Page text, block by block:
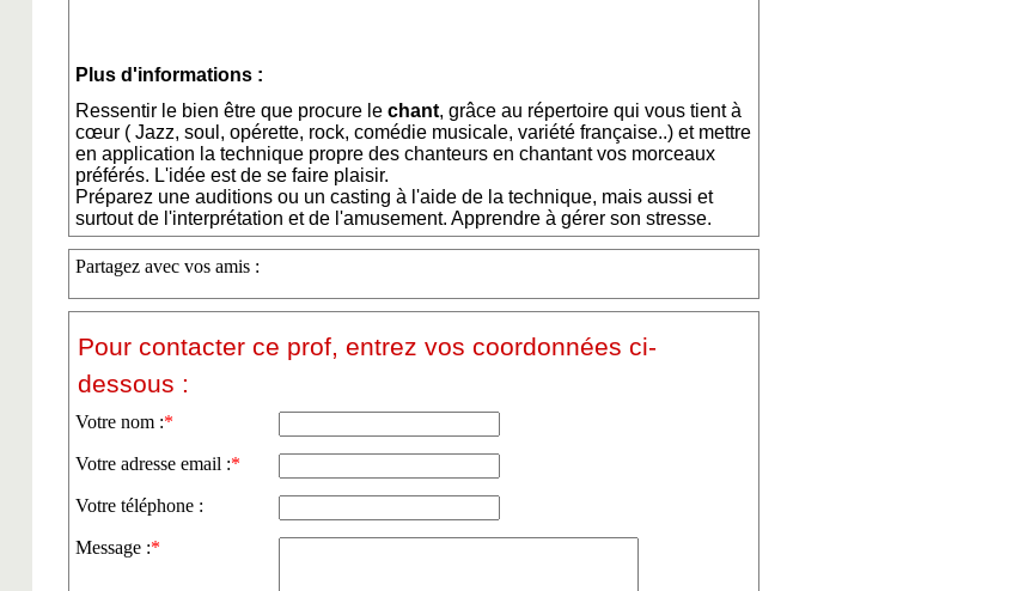
Plus d'informations :
Ressentir le bien être que procure le chant, grâce au répertoire qui vous tient à
cœur ( Jazz, soul, opérette, rock, comédie musicale, variété française..) et mettre
en application la technique propre des chanteurs en chantant vos morceaux
préférés. L'idée est de se faire plaisir.
Préparez une auditions ou un casting à l'aide de la technique, mais aussi et
surtout de l'interprétation et de l'amusement. Apprendre à gérer son stresse.
Partagez avec vos amis :
Pour contacter ce prof, entrez vos coordonnées ci-
dessous :
Votre nom :*
Votre adresse email :*
Votre téléphone :
Message :*